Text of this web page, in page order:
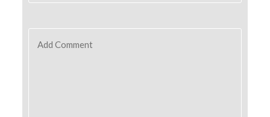
Add Comment